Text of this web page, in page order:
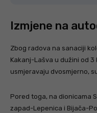
Izmjene na
Zbog radova na sanaciji
Kakanj-Lašva u dužini od
usmjeravaju dvosmjerno,
Pored toga, na dionicama
zapad-Lepenica i Bijača-